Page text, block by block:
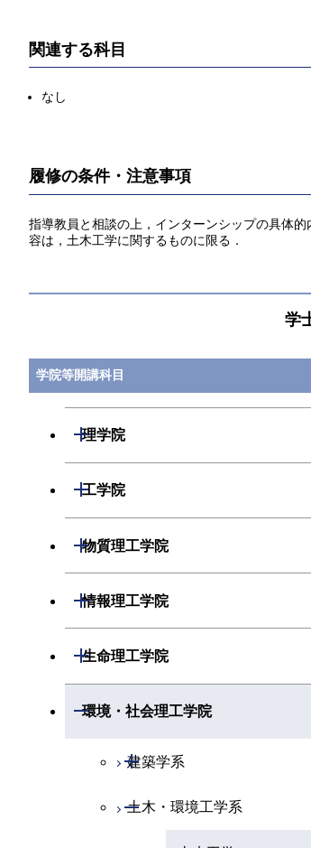
関連する科目
なし
履修の条件・注意事項
指導教員と相談の上，インターンシップの具体
容は，土木工学に関するものに限る．
学
学院等開講科目
理学院
開閉
物理学コース
化学系
開閉
エネルギー・情報コ
物質・情報卓越コー
地球生命コース
専門科目
工学院
開閉
機械系
開閉
エネルギーコース
エンジニアリングデ
ライフエンジニアリ
原子核工学コース
システム制御コース
人間医療科学技術コ
電気電子系
開閉
エネルギーコース
エネルギー・情報コ
ライフエンジニアリ
情報通信コース
エンジニアリングデ
ライフエンジニアリ
経営工学系
開閉
経営工学コース
エンジニアリングデ
専門科目
物質理工学院
開閉
材料系
開閉
エネルギーコース
応用化学コース
専門科目
情報理工学院
開閉
数理・計算科学系
開閉
生命理工学院
開閉
生命理工学系
開閉
生命理工学コース
ライフエンジニアリ
地球生命コース
専門科目
環境・社会理工学院
開閉
建築学系
開閉
建築学コース
土木・環境工学系
開閉